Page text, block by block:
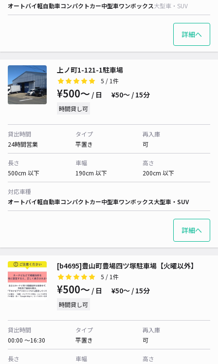
オートバイ軽自動車コンパクトカー中型車ワンボックス大型車・SUV
詳細へ
上ノ町1-121-1駐車場
5 / 1件
¥500〜 / 日 ¥50〜 / 15分
時間貸し可
貸出時間
24時間営業
タイプ
平置き
再入庫
可
長さ
500cm 以下
車幅
190cm 以下
高さ
200cm 以下
対応車種
オートバイ軽自動車コンパクトカー中型車ワンボックス大型車・SUV
詳細へ
[b4695]豊山町豊場四ツ塚駐車場【火曜以外】
5 / 1件
¥500〜 / 日 ¥50〜 / 15分
時間貸し可
貸出時間
00:00 〜16:30
タイプ
平置き
再入庫
可
長さ
車幅
高さ